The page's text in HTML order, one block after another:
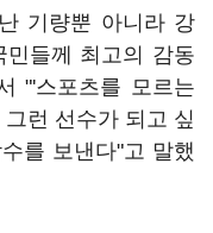
기량뿐 아니라 강
들께 최고의 감동
"'스포츠를 모르는
런 선수가 되고 싶
를 보낸다"고 말했